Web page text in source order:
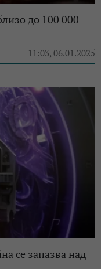
до 100 000
11:03, 06.01.2025
се запазва над